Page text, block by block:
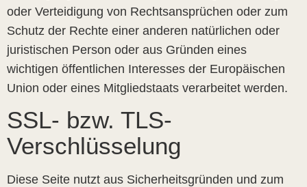
oder Verteidigung von Rechtsansprüchen oder zum
Schutz der Rechte einer anderen natürlichen oder
juristischen Person oder aus Gründen eines
wichtigen öffentlichen Interesses der Europäischen
Union oder eines Mitgliedstaats verarbeitet werden.
SSL- bzw. TLS-
Verschlüsselung
Diese Seite nutzt aus Sicherheitsgründen und zum